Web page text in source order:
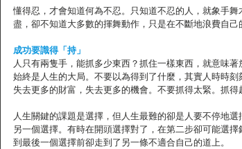
懂得忍，才會知道何為不忍。只知道不忍的人，就象手
盡，卻不知道大多數的揮舞動作，只是在不斷地浪費自己
成功要識得「持」
人只有兩隻手，能抓多少東西？抓住一樣東西，就意味
始終是人生的大局。不要以為得到了什麼，其實人時時
失去更多的財富，失去更多的機會。不要抓得太緊。抓得
人生關鍵的課題是選擇，但人生最難的卻是人要不停地
另一個選擇。有時在開頭選擇對了，在第二步卻可能選
到最後一個選擇前卻走到了另一條不適合自己的道上。